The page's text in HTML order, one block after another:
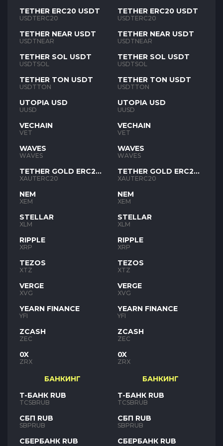
TETHER ERC20 USDT
USDTERC20
TETHER NEAR USDT
USDTNEAR
TETHER SOL USDT
USDTSOL
TETHER TON USDT
USDTTON
UTOPIA USD
UUSD
VECHAIN
VET
WAVES
WAVES
TETHER GOLD ERC20
XAUT
XAUTERC20
NEM
XEM
STELLAR
XLM
RIPPLE
XRP
TEZOS
XTZ
VERGE
XVG
YEARN FINANCE
YFI
ZCASH
ZEC
0X
ZRX
БАНКИНГ
Т-БАНК RUB
TCSBRUB
СБП RUB
SBPRUB
СБЕРБАНК RUB
TETHER ERC20 USDT
USDTERC20
TETHER NEAR USDT
USDTNEAR
TETHER SOL USDT
USDTSOL
TETHER TON USDT
USDTTON
UTOPIA USD
UUSD
VECHAIN
VET
WAVES
WAVES
TETHER GOLD ERC20
XAUT
XAUTERC20
NEM
XEM
STELLAR
XLM
RIPPLE
XRP
TEZOS
XTZ
VERGE
XVG
YEARN FINANCE
YFI
ZCASH
ZEC
0X
ZRX
БАНКИНГ
Т-БАНК RUB
TCSBRUB
СБП RUB
SBPRUB
СБЕРБАНК RUB